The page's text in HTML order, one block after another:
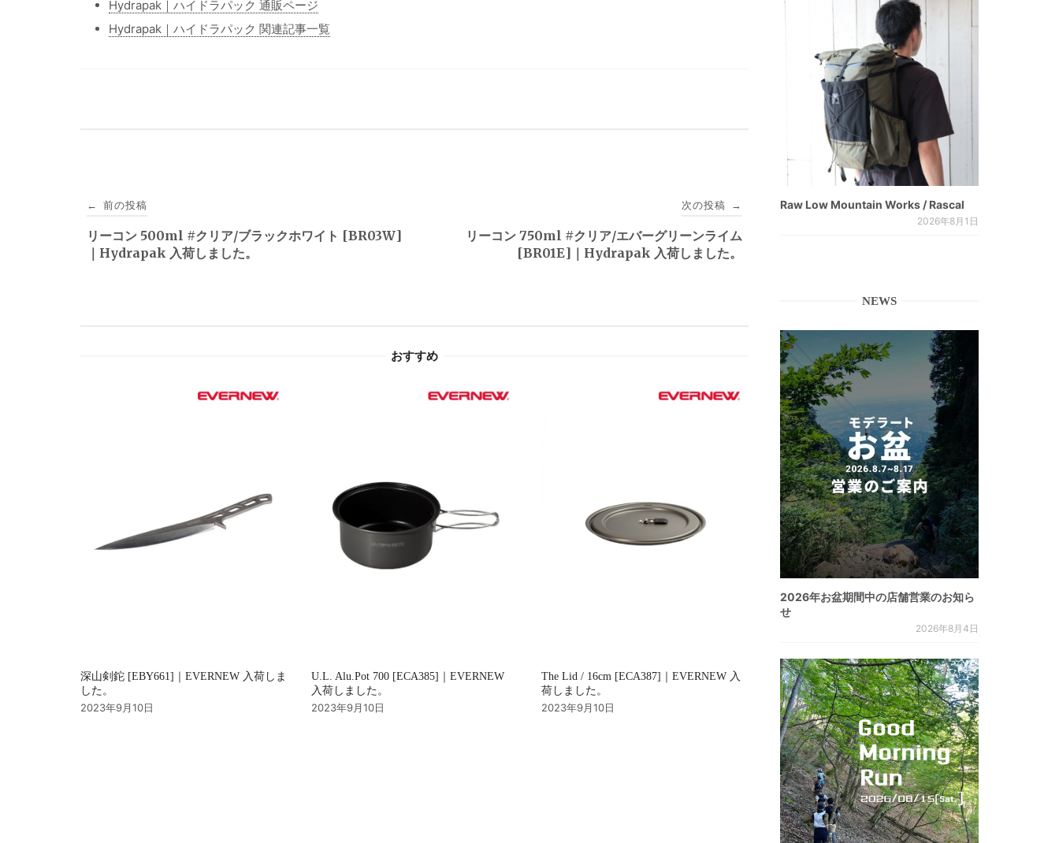
Hydrapak｜ハイドラパック 通販ページ
Hydrapak｜ハイドラパック 関連記事一覧
稿
ナ
← 前の投稿
リーコン 500ml #クリア/ブラックホワイト [BR03W]
｜Hydrapak 入荷しました。
次の投稿 →
リーコン 750ml #クリア/エバーグリーンライム
[BR01E]｜Hydrapak 入荷しました。
おすすめ
深山剣鉈 [EBY661]｜EVERNEW 入荷しま
した。
2023年9月10日
U.L. Alu.Pot 700 [ECA385]｜EVERNEW
入荷しました。
2023年9月10日
The Lid / 16cm [ECA387]｜EVERNEW 入
荷しました。
2023年9月10日
Raw Low Mountain Works / Rascal
2026年8月1日
NEWS
2026年お盆期間中の店舗営業のお知ら
せ
2026年8月4日